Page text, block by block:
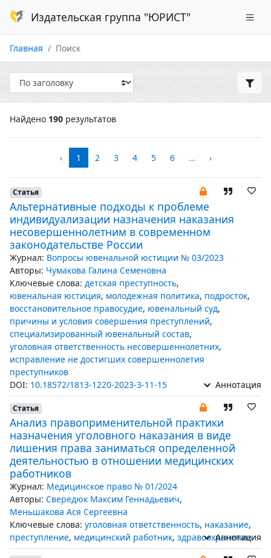
Издательская группа "ЮРИСТ"
Главная Поиск
Найдено 190 результатов
‹ 1 2 3 4 5 6 … ›
Статья
Альтернативные подходы к проблеме
индивидуализации назначения наказания
несовершеннолетним в современном
законодательстве России
Журнал: Вопросы ювенальной юстиции № 03/2023
Авторы: Чумакова Галина Семеновна
Ключевые слова: детская преступность,
ювенальная юстиция, молодежная политика, подросток,
восстановительное правосудие, ювенальный суд,
причины и условия совершения преступлений,
специализированный ювенальный состав,
уголовная ответственность несовершеннолетних,
исправление не достигших совершеннолетия
преступников
DOI: 10.18572/1813-1220-2023-3-11-15 Аннотация
Статья
Анализ правоприменительной практики
назначения уголовного наказания в виде
лишения права заниматься определенной
деятельностью в отношении медицинских
работников
Журнал: Медицинское право № 01/2024
Авторы: Свередюк Максим Геннадьевич,
Меньшакова Ася Сергеевна
Ключевые слова: уголовная ответственность, наказание,
преступление, медицинский работник, здравоохранение
Аннотация